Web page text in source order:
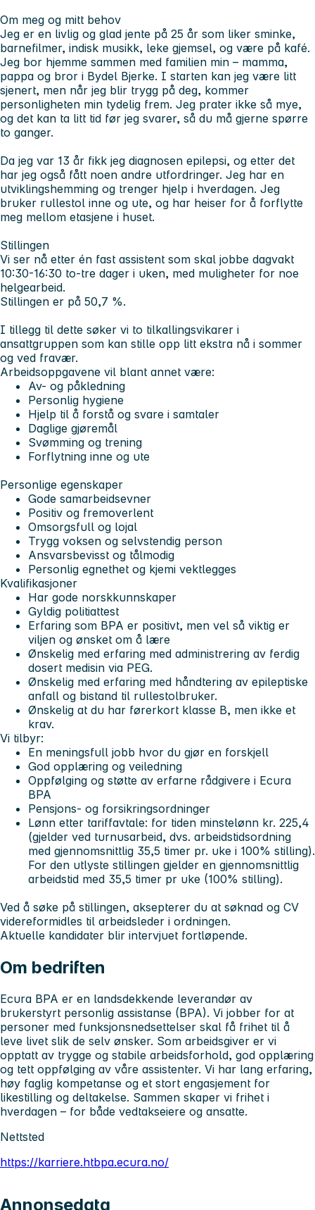
Om meg og mitt behov
Jeg er en livlig og glad jente på 25 år som liker sminke,
barnefilmer, indisk musikk, leke gjemsel, og være på kafé.
Jeg bor hjemme sammen med familien min – mamma,
pappa og bror i Bydel Bjerke. I starten kan jeg være litt
sjenert, men når jeg blir trygg på deg, kommer
personligheten min tydelig frem. Jeg prater ikke så mye,
og det kan ta litt tid før jeg svarer, så du må gjerne spørre
to ganger.
Da jeg var 13 år fikk jeg diagnosen epilepsi, og etter det
har jeg også fått noen andre utfordringer. Jeg har en
utviklingshemming og trenger hjelp i hverdagen. Jeg
bruker rullestol inne og ute, og har heiser for å forflytte
meg mellom etasjene i huset.
Stillingen
Vi ser nå etter én fast assistent som skal jobbe dagvakt
10:30-16:30 to-tre dager i uken, med muligheter for noe
helgearbeid.
Stillingen er på 50,7 %.
I tillegg til dette søker vi to tilkallingsvikarer i
ansattgruppen som kan stille opp litt ekstra nå i sommer
og ved fravær.
Arbeidsoppgavene vil blant annet være:
Av- og påkledning
Personlig hygiene
Hjelp til å forstå og svare i samtaler
Daglige gjøremål
Svømming og trening
Forflytning inne og ute
Personlige egenskaper
Gode samarbeidsevner
Positiv og fremoverlent
Omsorgsfull og lojal
Trygg voksen og selvstendig person
Ansvarsbevisst og tålmodig
Personlig egnethet og kjemi vektlegges
Kvalifikasjoner
Har gode norskkunnskaper
Gyldig politiattest
Erfaring som BPA er positivt, men vel så viktig er
viljen og ønsket om å lære
Ønskelig med erfaring med administrering av ferdig
dosert medisin via PEG.
Ønskelig med erfaring med håndtering av epileptiske
anfall og bistand til rullestolbruker.
Ønskelig at du har førerkort klasse B, men ikke et
krav.
Vi tilbyr:
En meningsfull jobb hvor du gjør en forskjell
God opplæring og veiledning
Oppfølging og støtte av erfarne rådgivere i Ecura
BPA
Pensjons- og forsikringsordninger
Lønn etter tariffavtale: for tiden minstelønn kr. 225,4
(gjelder ved turnusarbeid, dvs. arbeidstidsordning
med gjennomsnittlig 35,5 timer pr. uke i 100% stilling).
For den utlyste stillingen gjelder en gjennomsnittlig
arbeidstid med 35,5 timer pr uke (100% stilling).
Ved å søke på stillingen, aksepterer du at søknad og CV
videreformidles til arbeidsleder i ordningen.
Aktuelle kandidater blir intervjuet fortløpende.
Om bedriften
Ecura BPA er en landsdekkende leverandør av
brukerstyrt personlig assistanse (BPA). Vi jobber for at
personer med funksjonsnedsettelser skal få frihet til å
leve livet slik de selv ønsker. Som arbeidsgiver er vi
opptatt av trygge og stabile arbeidsforhold, god opplæring
og tett oppfølging av våre assistenter. Vi har lang erfaring,
høy faglig kompetanse og et stort engasjement for
likestilling og deltakelse. Sammen skaper vi frihet i
hverdagen – for både vedtakseiere og ansatte.
Nettsted
https://karriere.htbpa.ecura.no/
Annonsedata